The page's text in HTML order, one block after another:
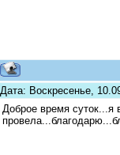
Дата: Воскресенье,
Доброе время суток...я